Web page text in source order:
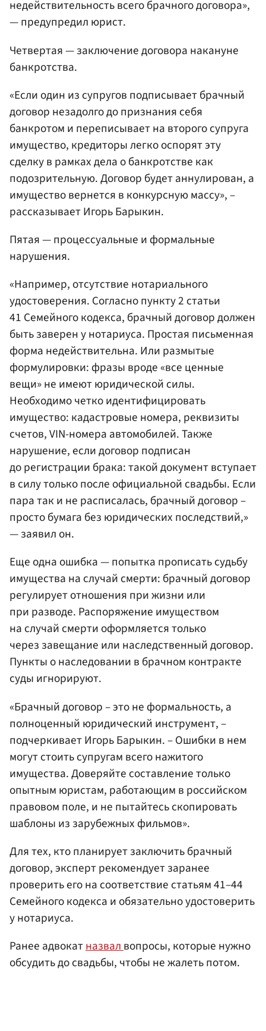
недействительность всего брачного договора»,
— предупредил юрист.
Четвертая — заключение договора накануне
банкротства.
«Если один из супругов подписывает брачный
договор незадолго до признания себя
банкротом и переписывает на второго супруга
имущество, кредиторы легко оспорят эту
сделку в рамках дела о банкротстве как
подозрительную. Договор будет аннулирован, а
имущество вернется в конкурсную массу», –
рассказывает Игорь Барыкин.
Пятая — процессуальные и формальные
нарушения.
«Например, отсутствие нотариального
удостоверения. Согласно пункту 2 статьи
41 Семейного кодекса, брачный договор должен
быть заверен у нотариуса. Простая письменная
форма недействительна. Или размытые
формулировки: фразы вроде «все ценные
вещи» не имеют юридической силы.
Необходимо четко идентифицировать
имущество: кадастровые номера, реквизиты
счетов, VIN-номера автомобилей. Также
нарушение, если договор подписан
до регистрации брака: такой документ вступает
в силу только после официальной свадьбы. Если
пара так и не расписалась, брачный договор –
просто бумага без юридических последствий,»
— заявил он.
Еще одна ошибка — попытка прописать судьбу
имущества на случай смерти: брачный договор
регулирует отношения при жизни или
при разводе. Распоряжение имуществом
на случай смерти оформляется только
через завещание или наследственный договор.
Пункты о наследовании в брачном контракте
суды игнорируют.
«Брачный договор – это не формальность, а
полноценный юридический инструмент, –
подчеркивает Игорь Барыкин. – Ошибки в нем
могут стоить супругам всего нажитого
имущества. Доверяйте составление только
опытным юристам, работающим в российском
правовом поле, и не пытайтесь скопировать
шаблоны из зарубежных фильмов».
Для тех, кто планирует заключить брачный
договор, эксперт рекомендует заранее
проверить его на соответствие статьям 41–44
Семейного кодекса и обязательно удостоверить
у нотариуса.
Ранее адвокатназвалвопросы, которые нужно
обсудить до свадьбы, чтобы не жалеть потом.